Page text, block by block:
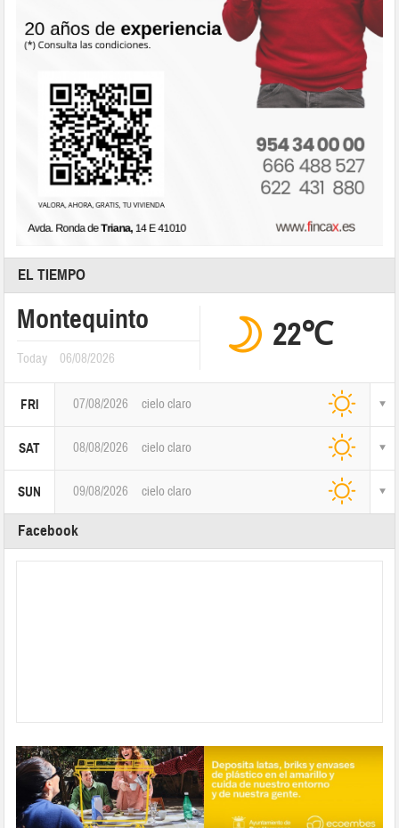
EL TIEMPO
Montequinto
Today 06/08/2026
22℃
FRI 07/08/2026 cielo claro
SAT 08/08/2026 cielo claro
SUN 09/08/2026 cielo claro
Facebook